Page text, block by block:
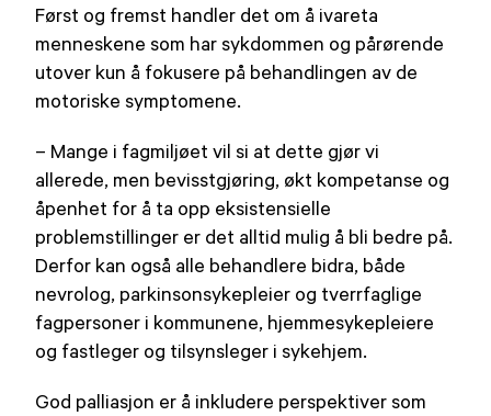
Først og fremst handler det om å ivareta
menneskene som har sykdommen og pårørende
utover kun å fokusere på behandlingen av de
motoriske symptomene.
– Mange i fagmiljøet vil si at dette gjør vi
allerede, men bevisstgjøring, økt kompetanse og
åpenhet for å ta opp eksistensielle
problemstillinger er det alltid mulig å bli bedre på.
Derfor kan også alle behandlere bidra, både
nevrolog, parkinsonsykepleier og tverrfaglige
fagpersoner i kommunene, hjemmesykepleiere
og fastleger og tilsynsleger i sykehjem.
God palliasjon er å inkludere perspektiver som